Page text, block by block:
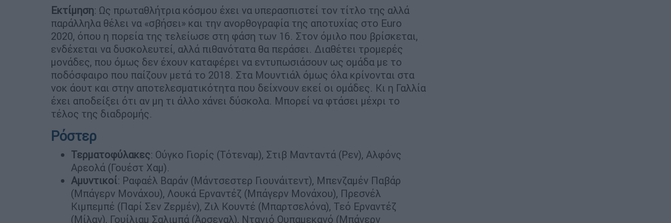
Εκτίμηση: Ως πρωταθλήτρια κόσμου έχει να υπερασπιστεί τον τίτλο της αλλά
παράλληλα θέλει να «σβήσει» και την ανορθογραφία της αποτυχίας στο Euro
2020, όπου η πορεία της τελείωσε στη φάση των 16. Στον όμιλο που βρίσκεται,
ενδέχεται να δυσκολευτεί, αλλά πιθανότατα θα περάσει. Διαθέτει τρομερές
μονάδες, που όμως δεν έχουν καταφέρει να εντυπωσιάσουν ως ομάδα με το
ποδόσφαιρο που παίζουν μετά το 2018. Στα Μουντιάλ όμως όλα κρίνονται στα
νοκ άουτ και στην αποτελεσματικότητα που δείχνουν εκεί οι ομάδες. Κι η Γαλλία
έχει αποδείξει ότι αν μη τι άλλο χάνει δύσκολα. Μπορεί να φτάσει μέχρι το
τέλος της διαδρομής.
Ρόστερ
Τερματοφύλακες: Ούγκο Γιορίς (Τότεναμ), Στιβ Μανταντά (Ρεν), Αλφόνς
Αρεολά (Γουέστ Χαμ).
Αμυντικοί: Ραφαέλ Βαράν (Μάντσεστερ Γιουνάιτεντ), Μπενζαμέν Παβάρ
(Μπάγερν Μονάχου), Λουκά Ερναντέζ (Μπάγερν Μονάχου), Πρεσνέλ
Κιμπεμπέ (Παρί Σεν Ζερμέν), Ζιλ Κουντέ (Μπαρτσελόνα), Τεό Ερναντέζ
(Μίλαν), Γουίλιαμ Σαλιμπά (Άρσεναλ), Νταγιό Ουπαμεκανό (Μπάγερν